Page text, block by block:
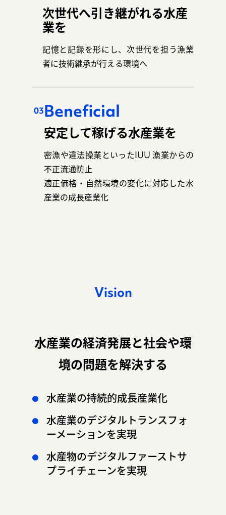
次世代へ引き継がれる水産
業を
記憶と記録を形にし、次世代を担う漁業
者に技術継承が行える環境へ
03Beneficial
安定して稼げる水産業を
密漁や違法操業といったIUU 漁業からの
不正流通防止
適正価格・自然環境の変化に対応した水
産業の成長産業化
Vision
水産業の経済発展と社会や環
境の問題を解決する
水産業の持続的成長産業化
水産業のデジタルトランスフォ
ーメーションを実現
水産物のデジタルファーストサ
プライチェーンを実現